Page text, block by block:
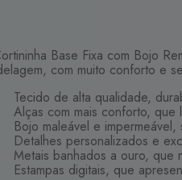
Base Fixa com Bojo
com muito conforto e
Tecido de alta qualidade,
Alças com mais conforto, que
Bojo maleável e
Detalhes personalizados e
Metais banhados a ouro, que
Estampas digitais, que